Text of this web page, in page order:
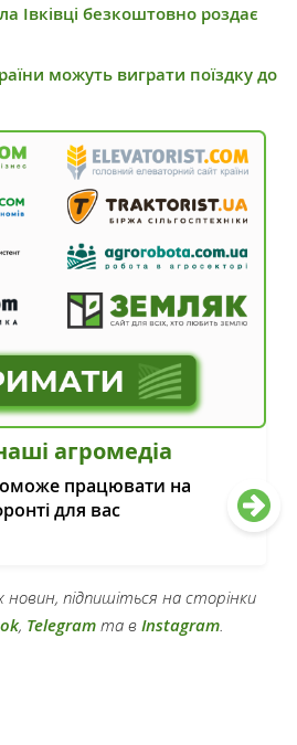
Івківці безкоштовно роздає
можуть виграти поїздку до
агромедіа
працювати на
для вас
новин, підпишіться на сторінки
, Telegram та в Instagram.